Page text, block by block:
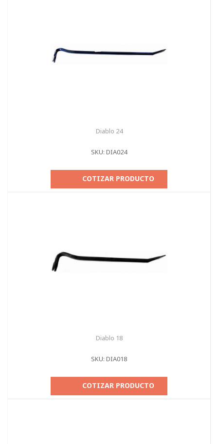
Diablo 24
SKU: DIA024
COTIZAR PRODUCTO
Diablo 18
SKU: DIA018
COTIZAR PRODUCTO